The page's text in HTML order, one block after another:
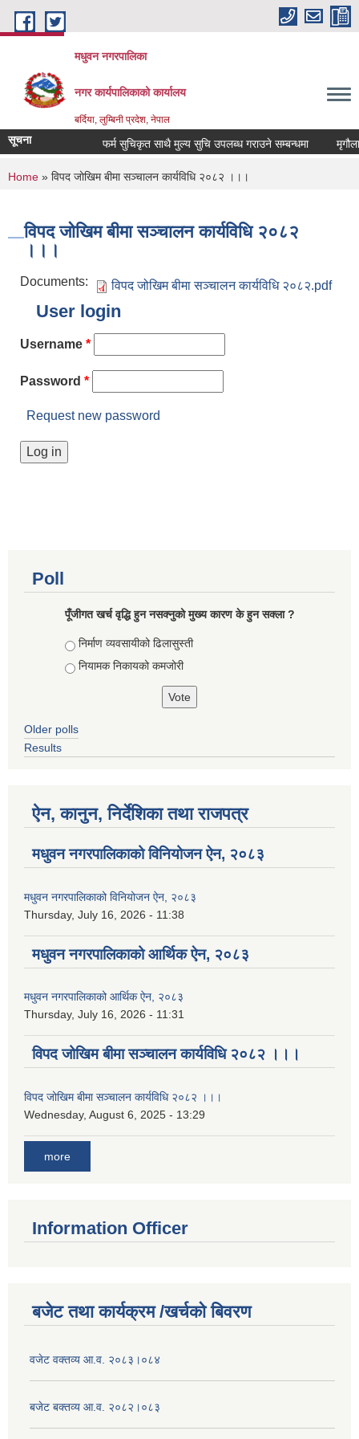
Skip to main content
मधुवन नगरपालिका
नगर कार्यपालिकाको कार्यालय
बर्दिया, लुम्बिनी प्रदेश, नेपाल
सूचना फर्म सुचिकृत साथै मुल्य सुचि उपलब्ध गराउने सम्बन्धमा
You are here
Home » विपद जोखिम बीमा सञ्चालन कार्यविधि २०८२ ।।।
विपद जोखिम बीमा सञ्चालन कार्यविधि २०८२
।।।
Documents: विपद जोखिम बीमा सञ्चालन कार्यविधि २०८२.pdf
User login
Username *
Password *
Request new password
Poll
पूँजीगत खर्च वृद्धि हुन नसक्नुको मुख्य कारण के हुन सक्ला ?
Choices
निर्माण व्यवसायीको ढिलासुस्ती
नियामक निकायको कमजोरी
Older polls
Results
ऐन, कानुन, निर्देशिका तथा राजपत्र
मधुवन नगरपालिकाको विनियोजन ऐन, २०८३
मधुवन नगरपालिकाको विनियोजन ऐन, २०८३
Thursday, July 16, 2026 - 11:38
मधुवन नगरपालिकाको आर्थिक ऐन, २०८३
मधुवन नगरपालिकाको आर्थिक ऐन, २०८३
Thursday, July 16, 2026 - 11:31
विपद जोखिम बीमा सञ्चालन कार्यविधि २०८२ ।।।
विपद जोखिम बीमा सञ्चालन कार्यविधि २०८२ ।।।
Wednesday, August 6, 2025 - 13:29
more
Information Officer
बजेट तथा कार्यक्रम /खर्चको बिवरण
वजेट वक्तव्य आ.व. २०८३।०८४
बजेट बक्तव्य आ.व. २०८२।०८३